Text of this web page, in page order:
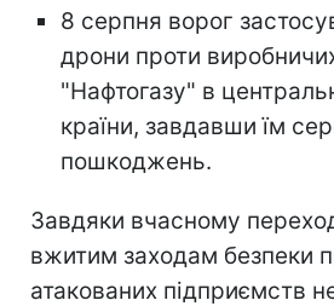
8 серпня ворог
дрони проти виробничих
"Нафтогазу" в
країни, завдавши їм
пошкоджень.
Завдяки вчасному
вжитим заходам безпеки
атакованих підприємств